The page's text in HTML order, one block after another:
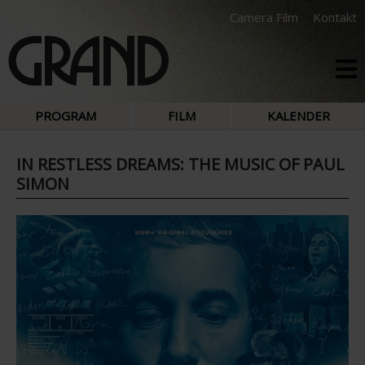
Camera Film Kontakt
PROGRAM FILM KALENDER
IN RESTLESS DREAMS: THE MUSIC OF PAUL
SIMON